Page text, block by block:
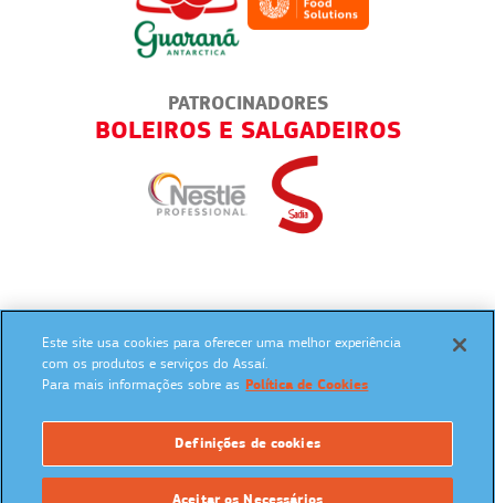
PATROCINADORES
BOLEIROS E SALGADEIROS
SIGA NAS REDES SOCIAIS:
Este site usa cookies para oferecer uma melhor experiência
com os produtos e serviços do Assaí.
Para mais informações sobre as Política de Cookies
Definições de cookies